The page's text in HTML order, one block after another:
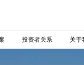
投资者关系 关于